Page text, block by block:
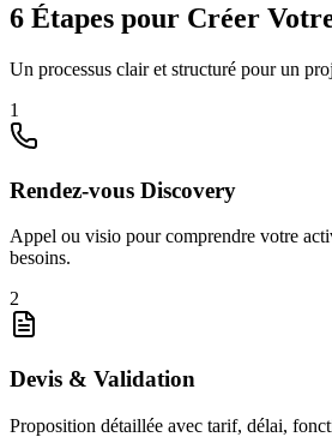
6 Étapes pour Créer
Un processus clair et structuré pour un
1
Rendez-vous Discovery
Appel ou visio pour comprendre votre
besoins.
2
Devis & Validation
Proposition détaillée avec tarif, délai,